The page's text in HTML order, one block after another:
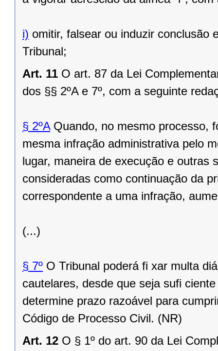
i) omitir, falsear ou induzir conclusão
Tribunal;
Art. 11 O art. 87 da Lei
dos §§ 2ºA e 7º, com a seguinte
§ 2ºAQuando, no mesmo processo,
mesma infração administrativa pelo
lugar, maneira de execução e outras
consideradas como continuação da
correspondente a uma infração,
(...)
§ 7º O Tribunal poderá fi xar multa
cautelares, desde que seja sufi
determine prazo razoável para
Código de Processo Civil. (NR)
Art. 12 O § 1º do art. 90 da Lei